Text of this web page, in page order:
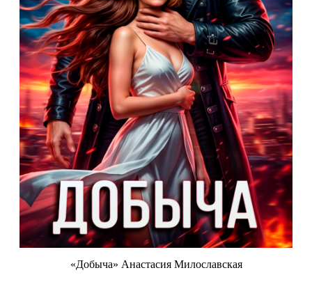
«Добыча» Анастасия Милославская